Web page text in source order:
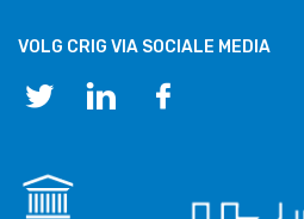
VOLG CRIG VIA SOCIALE MEDIA